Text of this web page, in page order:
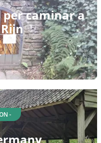
caminar a
-